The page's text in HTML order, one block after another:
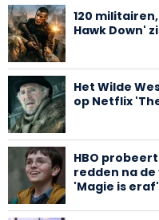
120
Hawk Down'
Het Wilde
op Netflix
HBO
redden na
'Magie is eraf'